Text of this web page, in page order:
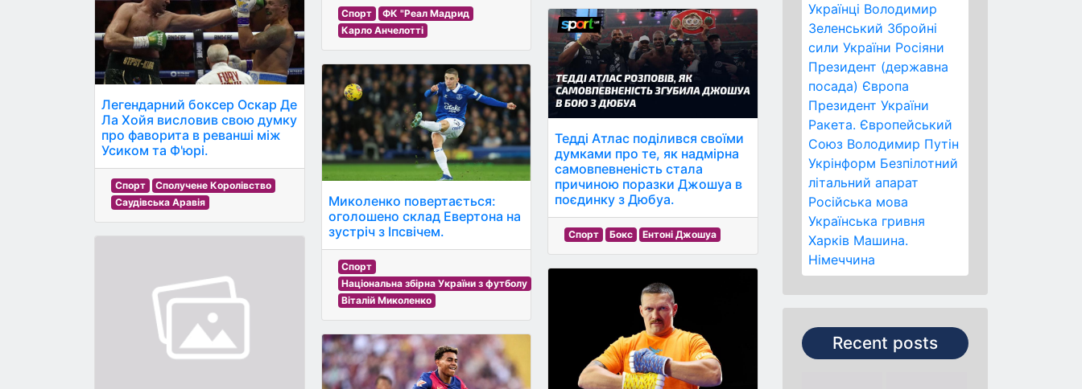
Українці Володимир
Зеленський Збройні
сили України Росіяни
Президент (державна
посада) Європа
Президент України
Ракета. Європейський
Союз Володимир Путін
Укрінформ Безпілотний
літальний апарат
Російська мова
Українська гривня
Харків Машина.
Німеччина
Recent posts
Легендарний боксер Оскар Де
Ла Хойя висловив свою думку
про фаворита в реванші між
Усиком та Ф'юрі.
Спорт
Сполучене Королівство
Саудівська Аравія
Спорт
ФК "Реал Мадрид
Карло Анчелотті
Миколенко повертається:
оголошено склад Евертона на
зустріч з Іпсвічем.
Спорт
Національна збірна України з футболу
Віталій Миколенко
Тедді Атлас поділився своїми
думками про те, як надмірна
самовпевненість стала
причиною поразки Джошуа в
поєдинку з Дюбуа.
Спорт Бокс Ентоні Джошуа